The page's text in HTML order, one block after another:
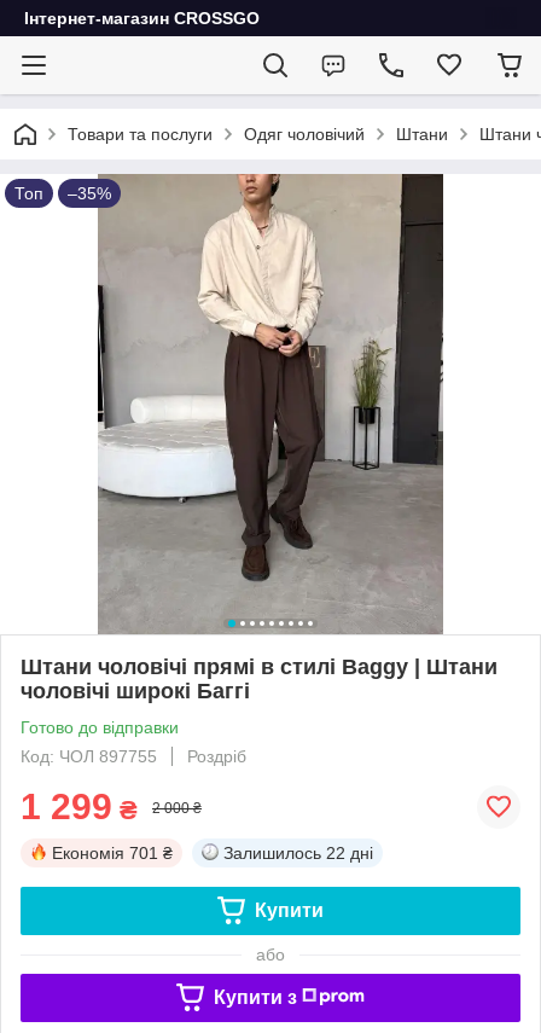
Інтернет-магазин CROSSGO
Товари та послуги Одяг чоловічий Штани Штани
Топ –35%
Штани чоловічі прямі в стилі Baggy | Штани
чоловічі широкі Баггі
Готово до відправки
Код: ЧОЛ 897755
Роздріб
1 299 ₴ 2 000 ₴
Економія 701 ₴ Залишилось 22 дні
Купити
або
Купити з